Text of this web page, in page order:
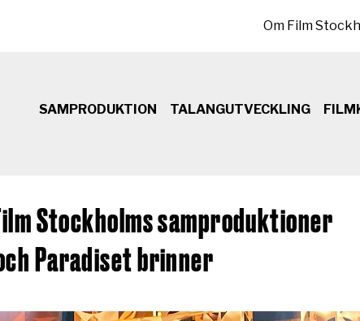
Om Film
SAMPRODUKTION TALANGUTVECKLING
Stockholms samproduktioner
Paradiset brinner